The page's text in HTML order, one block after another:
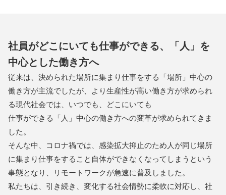
社員がどこにいても仕事ができる、「人」を
中心とした働き方へ
従来は、決められた場所に集まり仕事をする「場所」中心の
働き方が主流でしたが、より生産性が高い働き方が求められ
る現代社会では、いつでも、どこにいても
仕事ができる「人」中心の働き方への変革が求められてきま
した。
そんな中、コロナ禍では、感染拡大抑止のため人が同じ場所
に集まり仕事をすること自体ができなくなってしまうという
事態となり、リモートワークが急速に普及しました。
私たちは、引き続き、変化する社会情勢に柔軟に対応し、社